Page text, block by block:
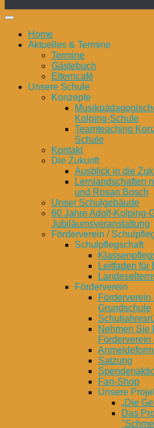
Home
Aktuelles & Termine
Termine
Gästebuch
Elterncafé
Unsere Schule
Konzepte
Kolping-Schule
Teamteaching
Schule
Kontakt
Die Zukunft
Ausblick in die
Lernlandschaften
und Rosan Bosch
Unser Schulgebäude
60 Jahre Adolf-Kolping-
Jubiläumsveranstaltung
Förderverein /
Schulpflegschaft
Leitfaden für
Förderverein
Grundschule
Nehmen Sie
Förderverein
Satzung
Fan-Shop
Unsere
„Die
Das